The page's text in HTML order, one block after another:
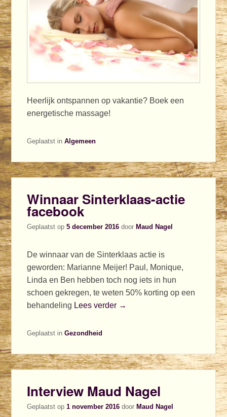
Heerlijk ontspannen op vakantie? Boek een
energetische massage!
Geplaatst in Algemeen
Winnaar Sinterklaas-actie
facebook
Geplaatst op5 december 2016 door Maud Nagel
De winnaar van de Sinterklaas actie is
geworden: Marianne Meijer! Paul, Monique,
Linda en Ben hebben toch nog iets in hun
schoen gekregen, te weten 50% korting op een
behandeling Lees verder →
Geplaatst in Gezondheid
Interview Maud Nagel
Geplaatst op1 november 2016 doorMaud Nagel